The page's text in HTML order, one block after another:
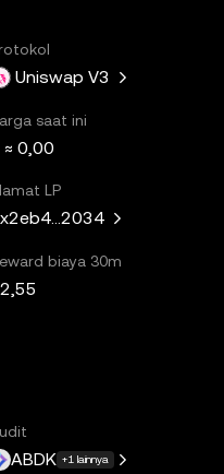
Uniswap V3
saat ini
≈ 0,00
LP
biaya 30m
ABDK +1 lainnya